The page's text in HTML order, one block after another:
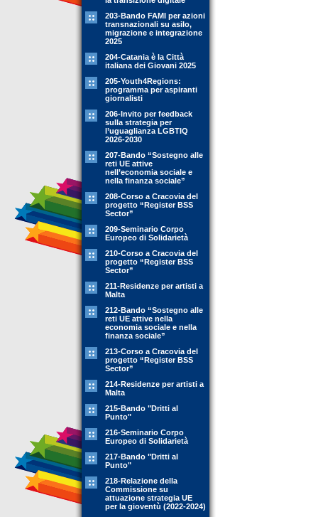
203-Bando FAMI per azioni
transnazionali su asilo,
migrazione e integrazione
2025
204-Catania è la Città
italiana dei Giovani 2025
205-Youth4Regions:
programma per aspiranti
giornalisti
206-Invito per feedback
sulla strategia per
l’uguaglianza LGBTIQ
2026-2030
207-Bando “Sostegno alle
reti UE attive
nell’economia sociale e
nella finanza sociale”
208-Corso a Cracovia del
progetto “Register BSS
Sector”
209-Seminario Corpo
Europeo di Solidarietà
210-Corso a Cracovia del
progetto “Register BSS
Sector”
211-Residenze per artisti a
Malta
212-Bando “Sostegno alle
reti UE attive nella
economia sociale e nella
finanza sociale”
213-Corso a Cracovia del
progetto “Register BSS
Sector”
214-Residenze per artisti a
Malta
215-Bando "Dritti al
Punto"
216-Seminario Corpo
Europeo di Solidarietà
217-Bando "Dritti al
Punto"
218-Relazione della
Commissione su
attuazione strategia UE
per la gioventù (2022-2024)